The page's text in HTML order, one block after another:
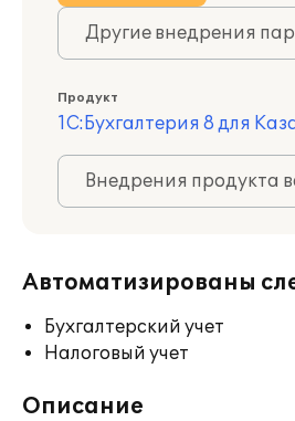
Другие внедрения
Продукт
1С:Бухгалтерия 8 для
Внедрения продукта
Автоматизированы
Бухгалтерский учет
Налоговый учет
Описание